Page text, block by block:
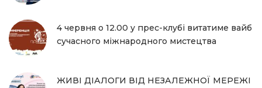
4 червня о 12.00 у прес-клубі витатиме вайб
сучасного міжнародного мистецтва
ЖИВІ ДІАЛОГИ ВІД НЕЗАЛЕЖНОЇ МЕРЕЖІ